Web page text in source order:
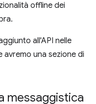
offline dei
all'API nelle
avremo una sezione di
messaggistica